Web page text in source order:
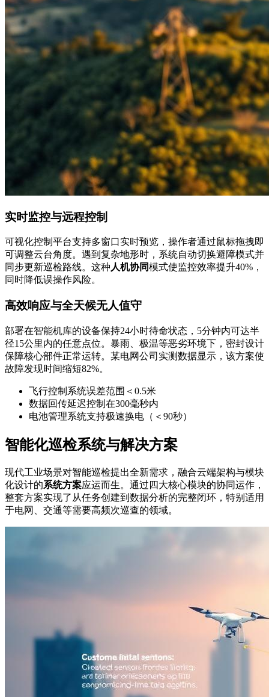
实时监控与远程控制
可视化控制平台支持多窗口实时预览，操作者通过鼠标拖拽即
可调整云台角度。遇到复杂地形时，系统自动切换避障模式并
同步更新巡检路线。这种 人机协同模式使监控效率提升40%，
同时降低误操作风险。
高效响应与全天候无人值守
部署在智能机库的设备保持24小时待命状态，5分钟内可达半
径15公里内的任意点位。暴雨、极温等恶劣环境下，密封设计
保障核心部件正常运转。某电网公司实测数据显示，该方案使
故障发现时间缩短82%。
飞行控制系统误差范围＜0.5米
数据回传延迟控制在300毫秒内
电池管理系统支持极速换电（＜90秒）
智能化巡检系统与解决方案
现代工业场景对智能巡检提出全新需求，融合云端架构与模块
化设计的系统方案应运而生。通过四大核心模块的协同运作，
整套方案实现了从任务创建到数据分析的完整闭环，特别适用
于电网、交通等需要高频次巡查的领域。